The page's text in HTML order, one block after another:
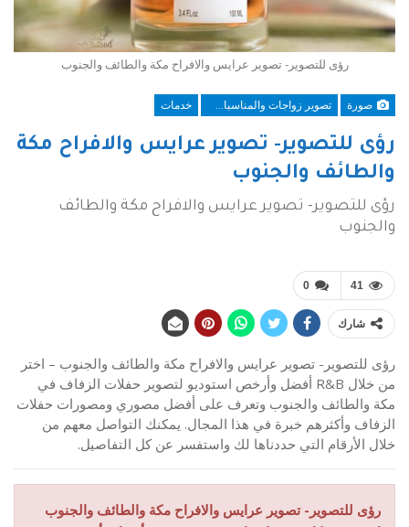
رؤى للتصوير- تصوير عرايس والافراح مكة والطائف والجنوب
صورة خدمات
رؤى للتصوير- تصوير عرايس والافراح مكة
والطائف والجنوب
رؤى للتصوير- تصوير عرايس والافراح مكة والطائف
والجنوب
0 41
شارك
رؤى للتصوير- تصوير عرايس والافراح مكة والطائف والجنوب – اختر
من خلال R&B أفضل وأرخص استوديو لتصوير حفلات الزفاف في
مكة والطائف والجنوب وتعرف على أفضل مصوري ومصورات حفلات
الزفاف وأكثرهم خبرة في هذا المجال. يمكنك التواصل معهم من
خلال الأرقام التي حددناها لك واستفسر عن كل التفاصيل.
رؤى للتصوير- تصوير عرايس والافراح مكة والطائف والجنوب